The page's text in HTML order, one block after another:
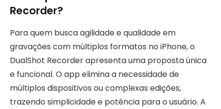
Recorder?
Para quem busca agilidade e qualidade em
gravações com múltiplos formatos no iPhone, o
DualShot Recorder apresenta uma proposta única
e funcional. O app elimina a necessidade de
múltiplos dispositivos ou complexas edições,
trazendo simplicidade e potência para o usuário. A